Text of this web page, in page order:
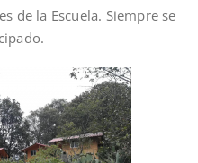
de la Escuela. Siempre se